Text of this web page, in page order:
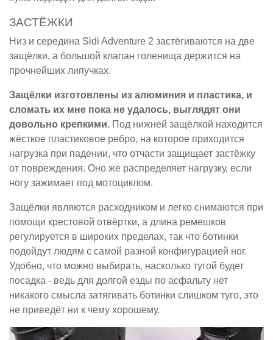
ЗАСТЁЖКИ
Низ и середина Sidi Adventure 2 застёгиваются на две
защёлки, а большой клапан голенища держится на
прочнейших липучках.
Защёлки изготовлены из алюминия и пластика, и
сломать их мне пока не удалось, выглядят они
довольно крепкими. Под нижней защёлкой находится
жёсткое пластиковое ребро, на которое приходится
нагрузка при падении, что отчасти защищает застёжку
от повреждения. Оно же распределяет нагрузку, если
ногу зажимает под мотоциклом.
Защёлки являются расходником и легко снимаются при
помощи крестовой отвёртки, а длина ремешков
регулируется в широких пределах, так что ботинки
подойдут людям с самой разной конфигурацией ног.
Удобно, что можно выбирать, насколько тугой будет
посадка - ведь для долгой езды по асфальту нет
никакого смысла затягивать ботинки слишком туго, это
не приведёт ни к чему хорошему.